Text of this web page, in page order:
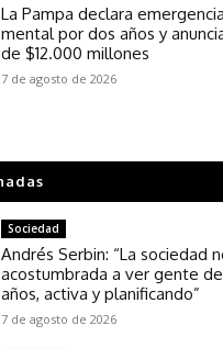
La Pampa declara
mental por dos años y
de $12.000 millones
7 de agosto de 2026
Sociedad
Andrés Serbin: “La sociedad
acostumbrada a ver gente
años, activa y planificando”
7 de agosto de 2026